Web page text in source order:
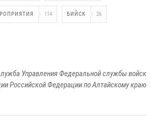
114 БИЙСК 26
Управления Федеральной службы войск
Российской Федерации по Алтайскому краю